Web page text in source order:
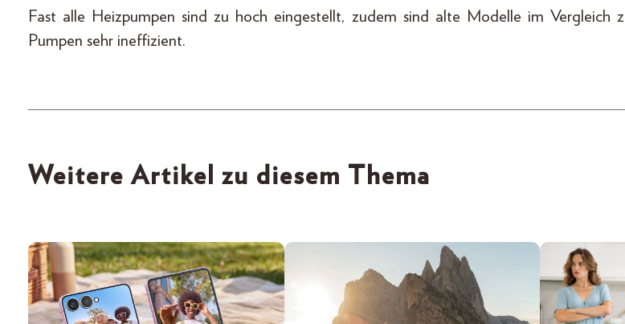
Fast alle Heizpumpen sind zu hoch ein­gestellt, zudem sind alte Modelle im Vergleich
Pumpen sehr ineffizient.
Weitere Artikel zu diesem Thema